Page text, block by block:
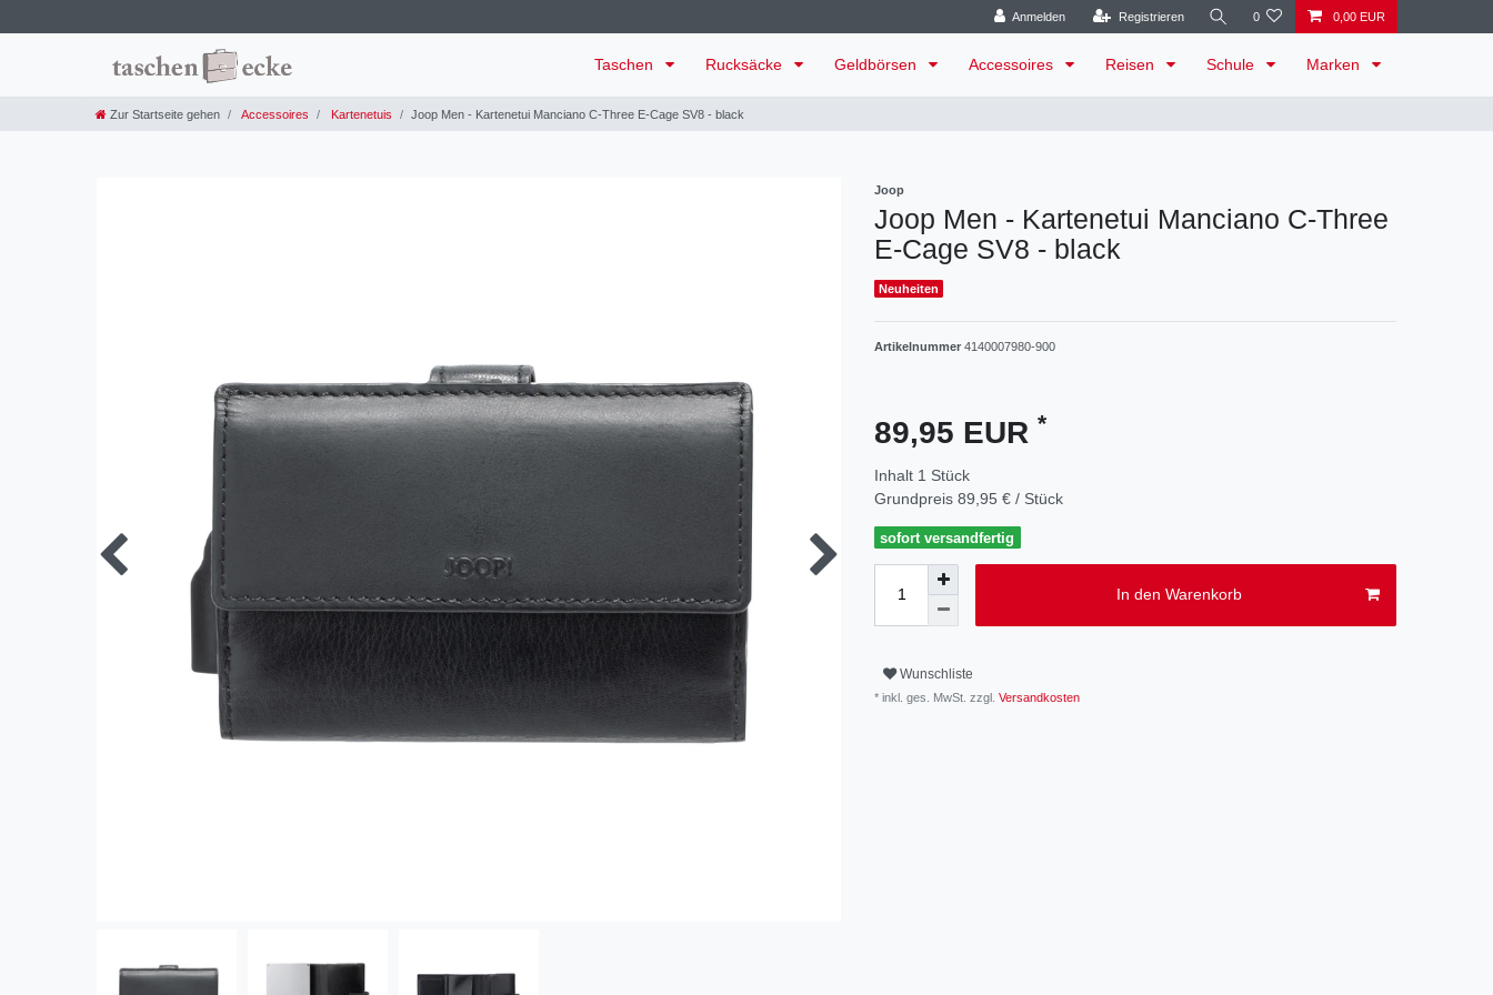
Anmelden Registrieren 0 0,00 EUR
Taschen Rucksäcke Geldbörsen Accessoires Reisen Schule Marken
Zur Startseite gehen Accessoires Kartenetuis Joop Men - Kartenetui Manciano C-Three E-Cage SV8 - black
Joop
Joop Men - Kartenetui Manciano C-Three
E-Cage SV8 - black
Neuheiten
Artikelnummer 4140007980-900
89,95 EUR *
Inhalt 1 Stück
Grundpreis 89,95 € / Stück
sofort versandfertig
In den Warenkorb
Wunschliste
* inkl. ges. MwSt. zzgl. Versandkosten